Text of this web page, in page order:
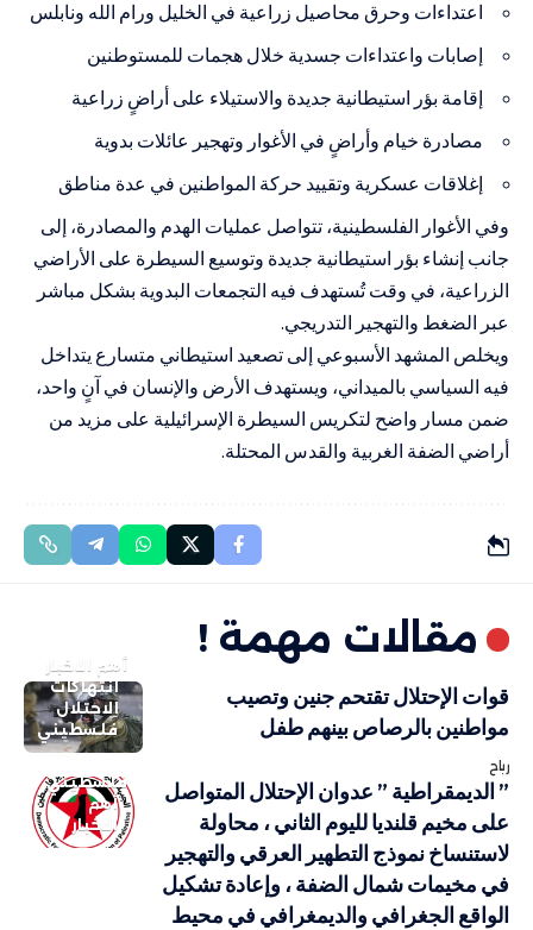
اعتداءات وحرق محاصيل زراعية في الخليل ورام الله ونابلس
إصابات واعتداءات جسدية خلال هجمات للمستوطنين
إقامة بؤر استيطانية جديدة والاستيلاء على أراضٍ زراعية
مصادرة خيام وأراضٍ في الأغوار وتهجير عائلات بدوية
إغلاقات عسكرية وتقييد حركة المواطنين في عدة مناطق
وفي الأغوار الفلسطينية، تتواصل عمليات الهدم والمصادرة، إلى
جانب إنشاء بؤر استيطانية جديدة وتوسيع السيطرة على الأراضي
الزراعية، في وقت تُستهدف فيه التجمعات البدوية بشكل مباشر
عبر الضغط والتهجير التدريجي.
ويخلص المشهد الأسبوعي إلى تصعيد استيطاني متسارع يتداخل
فيه السياسي بالميداني، ويستهدف الأرض والإنسان في آنٍ واحد،
ضمن مسار واضح لتكريس السيطرة الإسرائيلية على مزيد من
أراضي الضفة الغربية والقدس المحتلة.
مقالات مهمة !
أهم الاخبار
انتهاكات
الاحتلال
فلسطيني
قوات الإحتلال تقتحم جنين وتصيب
مواطنين بالرصاص بينهم طفل
رباح
فلسطيني
أهم
الاخبار
” الديمقراطية ” عدوان الإحتلال المتواصل
على مخيم قلنديا لليوم الثاني ، محاولة
لاستنساخ نموذج التطهير العرقي والتهجير
في مخيمات شمال الضفة ، وإعادة تشكيل
الواقع الجغرافي والديمغرافي في محيط